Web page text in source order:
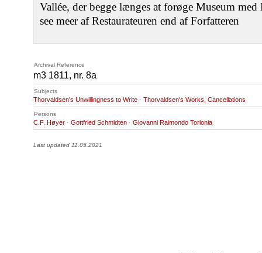
Vallée, der begge længes at forøge Museum
see meer af Restaurateuren end af Forfatteren
Archival Reference
m3 1811, nr. 8a
Subjects
Thorvaldsen's Unwillingness to Write · Thorvaldsen's Works, Cancellations
Persons
C.F. Høyer · Gottfried Schmidten · Giovanni Raimondo Torlonia
Last updated 11.05.2021